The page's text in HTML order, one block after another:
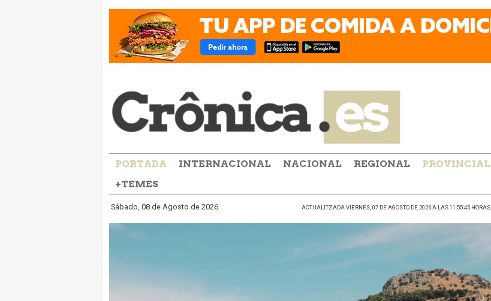
PORTADA INTERNACIONAL NACIONAL REGIONAL PROVINCIAL
+TEMES
Sábado, 08 de Agosto de 2026 ACTUALITZADA VIERNES, 07 DE AGOSTO DE 2026 A LAS 11:55:45 HORAS